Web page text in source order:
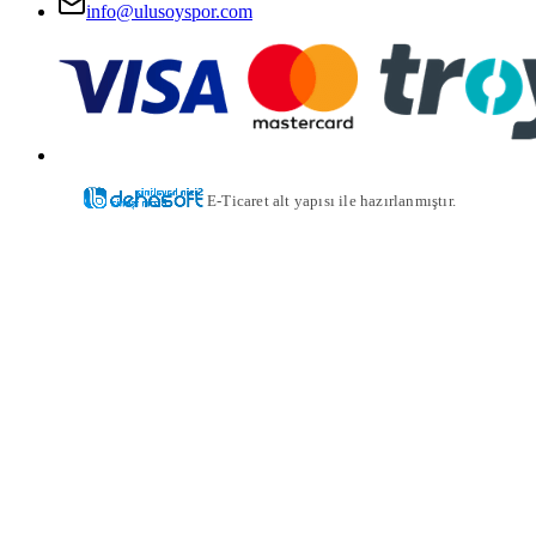
info@ulusoyspor.com
E-Ticaret alt yapısı ile hazırlanmıştır.